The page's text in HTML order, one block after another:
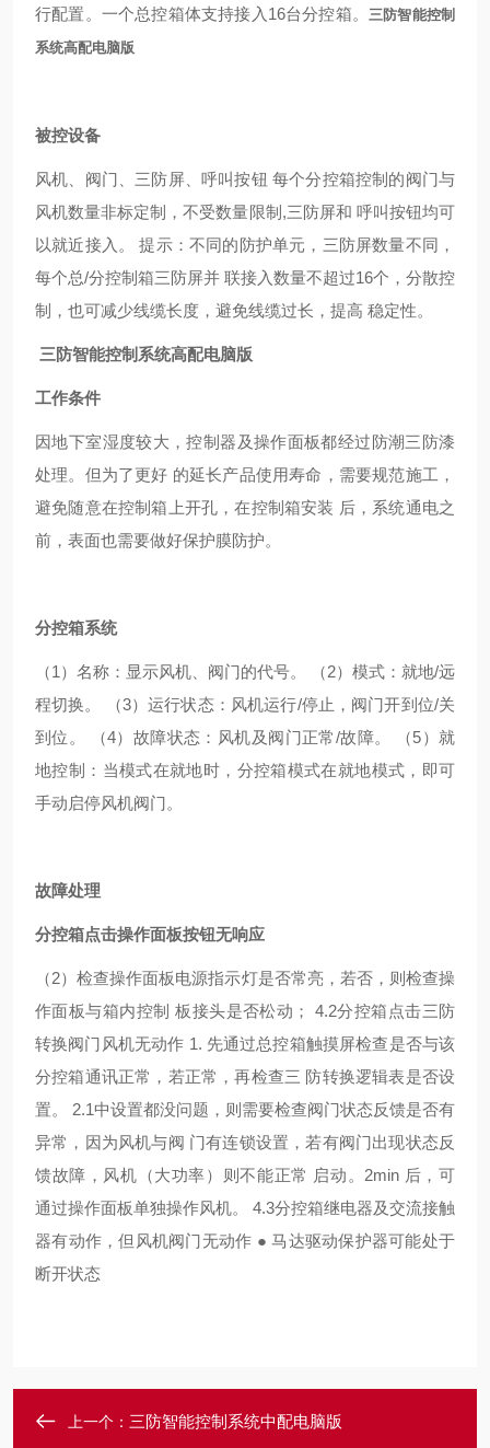
行配置。一个总控箱体支持接入16台分控箱。 三防智能控制
系统高配电脑版
被控设备
风机、阀门、三防屏、呼叫按钮 每个分控箱控制的阀门与
风机数量非标定制，不受数量限制 ,三防屏和 呼叫按钮均可
以就近接入。 提示：不同的防护单元，三防屏数量不同，
每个总/分控制箱三防屏并 联接入数量不超过16个，分散控
制，也可减少线缆长度，避免线缆过长，提高 稳定性。
三防智能控制系统高配电脑版
工作条件
因地下室湿度较大，控制器及操作面板都经过防潮三防漆
处理。但为了更好 的延长产品使用寿命，需要规范施工，
避免随意在控制箱上开孔，在控制箱安装 后，系统通电之
前，表面也需要做好保护膜防护。
分控箱系统
（1） 名称：显示风机、阀门的代号。 （2）模式：就地/远
程切换。 （3）运行状态：风机运行/停止，阀门开到位/关
到位。 （4）故障状态：风机及阀门正常/故障。 （5）就
地控制：当模式在就地时，分控箱模式在就地模式，即可
手动启停风机阀门。
故障处理
分控箱点击操作面板按钮无响应
（2）检查操作面板电源指示灯是否常亮，若否，则检查操
作面板与箱内控制 板接头是否松动；
4.2分控箱点击三防
转换阀门风机无动作 1. 先通过总控箱触摸屏检查是否与该
分控箱通讯正常，若正常，再检查三 防转换逻辑表是否设
置。 2.1中设置都没问题，则需要检查阀门状态反馈是否有
异常，因为风机与阀 门有连锁设置，若有阀门出现状态反
馈故障，风机（大功率）则不能正常 启动。2min 后，可
通过操作面板单独操作风机。 4.3分控箱继电器及交流接触
器有动作，但风机阀门无动作 ● 马达驱动保护器可能处于
断开状态
上一个： 三防智能控制系统中配电脑版